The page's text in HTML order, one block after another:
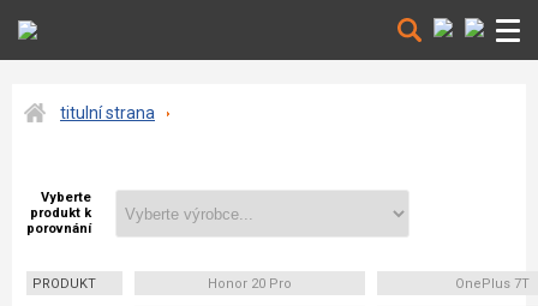
titulní strana
Vyberte
produkt k
porovnání
PRODUKT Honor 20 Pro OnePlus 7T